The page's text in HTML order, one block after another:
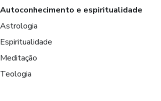
Autoconhecimento e espiritualidade
Astrologia
Espiritualidade
Meditação
Teologia